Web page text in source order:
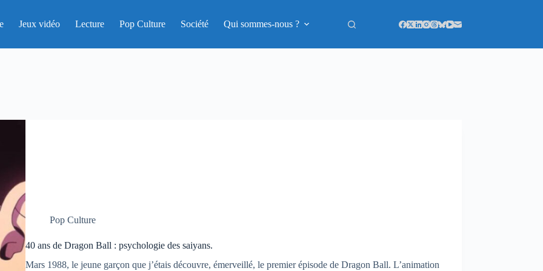
Jeux vidéo Lecture Pop Culture Société Qui sommes-nous ?
Pop Culture
40 ans de Dragon Ball : psychologie des saiyans.
Mars 1988, le jeune garçon que j’étais découvre, émerveillé, le premier épisode de Dragon Ball. L’animation